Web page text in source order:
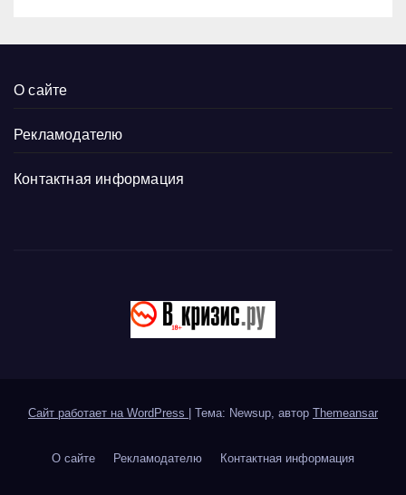
О сайте
Рекламодателю
Контактная информация
Сайт работает на WordPress Тема: Newsup, автор Themeansar
О сайте Рекламодателю Контактная информация